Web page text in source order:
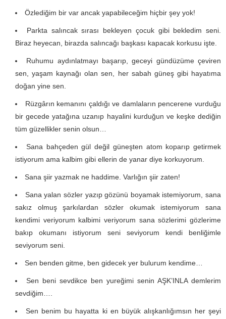
Özlediğim bir var ancak yapabileceğim hiçbir şey yok!
Parkta salıncak sırası bekleyen çocuk gibi bekledim seni.
Biraz heyecan, birazda salıncağı başkası kapacak korkusu işte.
Ruhumu aydınlatmayı başarıp, geceyi gündüzüme çeviren
sen, yaşam kaynağı olan sen, her sabah güneş gibi hayatıma
doğan yine sen.
Rüzgârın kemanını çaldığı ve damlaların pencerene vurduğu
bir gecede yatağına uzanıp hayalini kurduğun ve keşke dediğin
tüm güzellikler senin olsun…
Sana bahçeden gül değil güneşten atom koparıp getirmek
istiyorum ama kalbim gibi ellerin de yanar diye korkuyorum.
Sana şiir yazmak ne haddime. Varlığın şiir zaten!
Sana yalan sözler yazıp gözünü boyamak istemiyorum, sana
sakız olmuş şarkılardan sözler okumak istemiyorum sana
kendimi veriyorum kalbimi veriyorum sana sözlerimi gözlerime
bakıp okumanı istiyorum seni seviyorum kendi benliğimle
seviyorum seni.
Sen benden gitme, ben gidecek yer bulurum kendime…
Sen beni sevdikce ben yureğimi senin AŞK’INLA demlerim
sevdiğim….
Sen benim bu hayatta ki en büyük alışkanlığımsın her şeyi